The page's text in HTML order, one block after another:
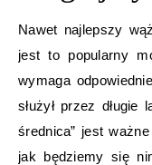
Nawet najlepszy
jest to popularny
wymaga
służył przez
średnica” jest
jak będziemy się